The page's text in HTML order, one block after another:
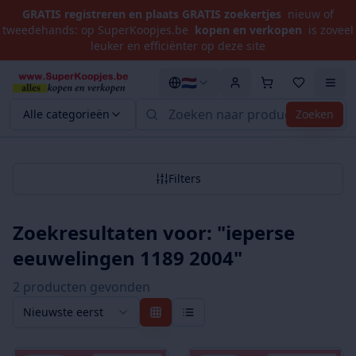
GRATIS registreren en plaats GRATIS zoekertjes nieuw of
tweedehands: op SuperKoopjes.be kopen en verkopen is zoveel
leuker en efficiënter op deze site
Alle categorieën Zoeken
🇳🇱
Filters
Zoekresultaten voor: "ieperse
eeuwelingen 1189 2004"
2 producten gevonden
Nieuwste eerst